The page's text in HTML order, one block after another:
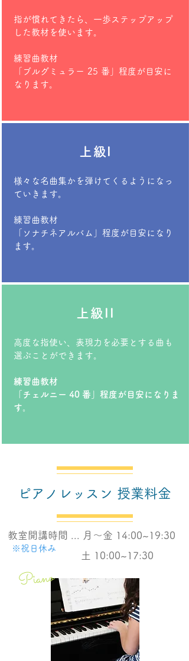
指が慣れてきたら、一歩ステップアップ
した教材を使います。
練習曲教材
「ブルグミュラー 25 番」程度が目安に
なります。
上級I
様々な名曲集かを弾けてくるようになっ
ていきます。
練習曲教材
「ソナチネアルバム」程度が目安になり
ます。
上級II
高度な指使い、表現力を必要とする曲も
選ぶことができます。
練習曲教材
「チェルニー 40 番」程度が目安になりま
す。
ピアノレッスン 授業料金
Piano
教室開講時間 ... 月〜金 14:00~19:30
土 10:00~17:30
※祝日休み